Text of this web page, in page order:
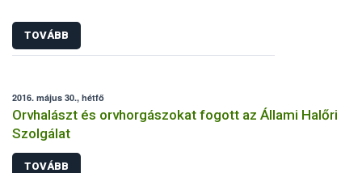
TOVÁBB
2016. május 30., hétfő
Orvhalászt és orvhorgászokat fogott az Állami Halőri
Szolgálat
TOVÁBB